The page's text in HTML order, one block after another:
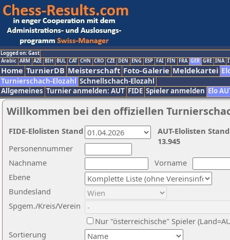
Logged on: Gast
Arabic ARM AZE BIH BUL CAT CHN CRO CZE DEN ENG ESP FAI FIN FRA GER GRE INA
Home TurnierDB Meisterschaft Foto-Galerie Meldekartei
Turnierschach-Elozahl Schnellschach-Elozahl
Allgemeines Turnier anmelden: AUT FIDE Spieler anmelden Elo
Willkommen bei den offiziellen
Nachname
Vorname
Ebene
Sortierung
Personennummer
Bundesland
Spgem./Kreis/Verein
Nur "österreichische" Spieler
AUT-Elolisten
13.945
FIDE-Elolisten Stand